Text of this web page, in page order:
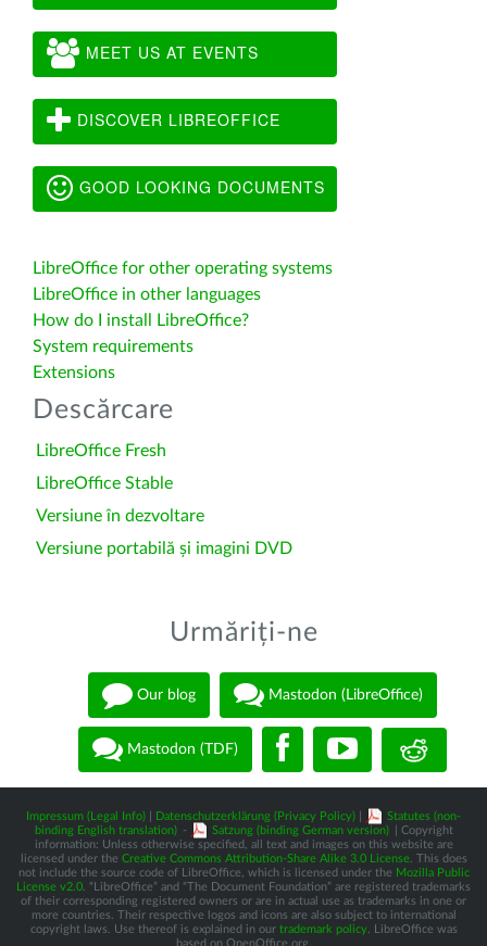
MEET US AT EVENTS
DISCOVER LIBREOFFICE
GOOD LOOKING DOCUMENTS
LibreOffice for other operating systems
LibreOffice in other languages
How do I install LibreOffice?
System requirements
Extensions
Descărcare
LibreOffice Fresh
LibreOffice Stable
Versiune în dezvoltare
Versiune portabilă și imagini DVD
Urmăriți-ne
Our blog Mastodon (LibreOffice)
Mastodon (TDF)
Impressum (Legal Info) Datenschutzerklärung (Privacy Policy)
Statutes (non-
binding English translation) - Satzung (binding German version)
| Copyright
information: Unless otherwise specified, all text and images on this website are
licensed under the Creative Commons Attribution-Share Alike 3.0 License. This does
not include the source code of LibreOffice, which is licensed under the Mozilla Public
License v2.0 . “LibreOffice” and “The Document Foundation” are registered trademarks
of their corresponding registered owners or are in actual use as trademarks in one or
more countries. Their respective logos and icons are also subject to international
copyright laws. Use thereof is explained in our trademark policy. LibreOffice was
based on OpenOffice.org.